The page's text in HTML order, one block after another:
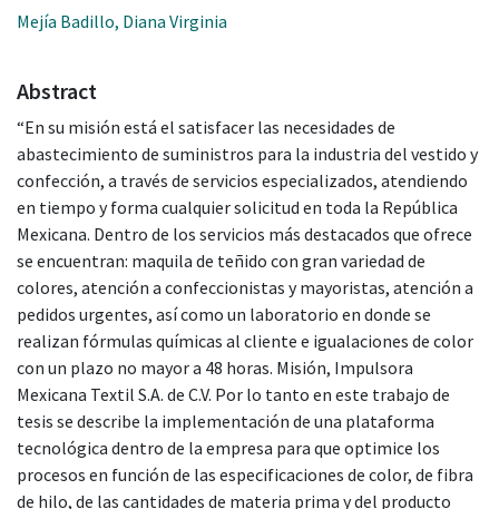
Mejía Badillo, Diana Virginia
Abstract
“En su misión está el satisfacer las necesidades de
abastecimiento de suministros para la industria del vestido y
confección, a través de servicios especializados, atendiendo
en tiempo y forma cualquier solicitud en toda la República
Mexicana. Dentro de los servicios más destacados que ofrece
se encuentran: maquila de teñido con gran variedad de
colores, atención a confeccionistas y mayoristas, atención a
pedidos urgentes, así como un laboratorio en donde se
realizan fórmulas químicas al cliente e igualaciones de color
con un plazo no mayor a 48 horas. Misión, Impulsora
Mexicana Textil S.A. de C.V. Por lo tanto en este trabajo de
tesis se describe la implementación de una plataforma
tecnológica dentro de la empresa para que optimice los
procesos en función de las especificaciones de color, de fibra
de hilo, de las cantidades de materia prima y del producto